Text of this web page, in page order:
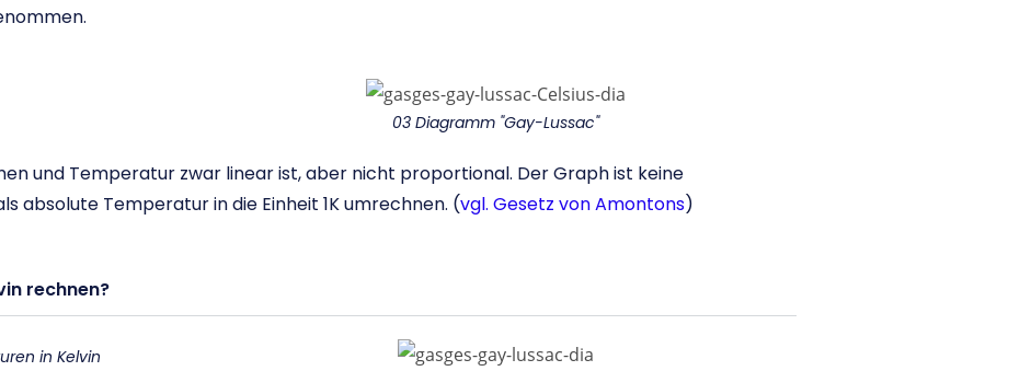
03 Diagramm "Gay-Lussac"
und Temperatur zwar linear ist, aber nicht proportional. Der Graph ist keine
absolute Temperatur in die Einheit 1K umrechnen. (vgl. Gesetz von Amontons)
rechnen?
in Kelvin